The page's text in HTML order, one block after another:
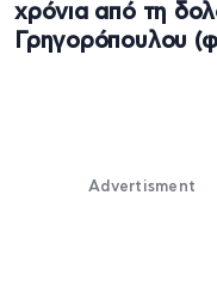
χρόνια από τη
Γρηγορόπουλου
Advertisment